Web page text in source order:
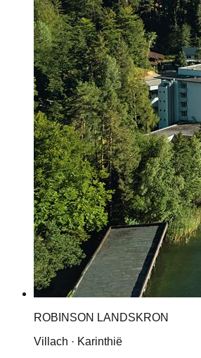
ROBINSON LANDSKRON
Villach · Karinthië